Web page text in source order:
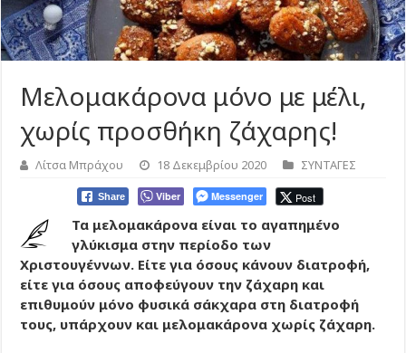
Μελομακάρονα μόνο με μέλι,
χωρίς προσθήκη ζάχαρης!
Λίτσα Μπράχου 18 Δεκεμβρίου 2020 ΣΥΝΤΑΓΕΣ
Share Viber Messenger Post
Τα μελομακάρονα είναι το αγαπημένο
γλύκισμα στην περίοδο των
Χριστουγέννων. Είτε για όσους κάνουν διατροφή,
είτε για όσους αποφεύγουν την ζάχαρη και
επιθυμούν μόνο φυσικά σάκχαρα στη διατροφή
τους, υπάρχουν και μελομακάρονα χωρίς ζάχαρη.